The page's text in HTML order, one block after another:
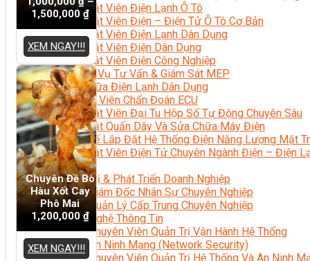
Kỹ Thuật Viên Điện Lạnh Ô Tô
Kỹ Thuật Viên Điện – Điện Tử Ô Tô Cơ Bản
Kỹ Thuật Viên Điện Lạnh Dân Dụng
Kỹ Thuật Viên Điện Dân Dụng
Kỹ Thuật Viên Điện Công Nghiệp
Nghiệp Vụ Tư Vấn & Giám Sát MEP
Sửa Chữa Điện Lạnh Dân Dụng
Chuyên Viên Chẩn Đoán ECU
Kỹ Thuật Viên Đại Tu Hộp Số Tự Động Chuyên Sâu
Kỹ Thuật Quấn Dây Và Sửa Chữa Máy Điện
Thiết Kế Lắp Đặt Hệ Thống Điện Năng Lượng Mặt
Kỹ Thuật Viên Điện Tử Chuyên Ngành Điện – Điện
Ngành Khác
Quản Trị & Phát Triển Doanh Nghiệp
Giám Đốc Nhân Sự Chuyên Nghiệp
Quản Lý Cấp Trung Chuyên Nghiệp
Công Nghệ Thông Tin
Chuyên Viên Quản Trị Vận Hành Hệ Thống
An Ninh Mạng (Network Security)
Chuyên Viên Quản Trị Hệ Thống Và An Ninh
1,500,000 ₫
XEM NGAY!!!
Chuyên Đề Bò
Hàu Xốt Cay
Phô Mai
1,200,000 ₫
XEM NGAY!!!